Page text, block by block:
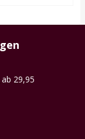
29,95